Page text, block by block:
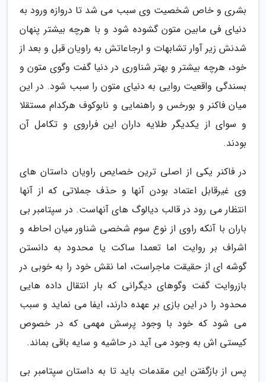
بشری و خاص شخصیت وی سبب می شد تا دروازه ورود به
دنیای فی مابین متون گشوده شود و با هرچه بیشتر پنهان
شدنش زیر آوار تشابهات و ارجاعاتش به راویان قبل و بعد از
خود، هرچه بیشتر و بهتر شناوری در دنیا گفت وگوی متون و
بسندگی واقعیت روایی به دنیای متون را سبب شود. در این
میان فاکنر و بورخس و راهنمایی و نابوکوف هرکدام مستقلا
و سوای از یکدیگر طلایه داران این فراروی و تکامل آن
بودند.
در فاکنر یکی از اصلی ترین خصایص راویان داستان های
وی غیرقابل اعتماد بودن آنها و حذف جملاتی که از آنها
انتظار می رود در قالب دیالوگ های آنهاست. در سپتامبر بی
باران با آنکه راوی از نوع سوم شخصی شناور میان احاطه و
اشراف بر روایت اما تعمدا ساکت یا محدود به دانستن
گوشه ای از حقیقت ماجراست، اما نقش خود را به خوبی در
بازروایت گفت وگوهای دیگرانی که بار انتقال داده هایی
محدود را در این بازی بر عهده دارند، ایفا می نماید و سبب
می شود که خود با وجود پرسش مهمی که در خصوص
کیستی اش به وجود می آید در حاشیه و سایه باقی بماند.
پس از بازگفتن این مقدمات باید تا به داستان سپتامبر بی